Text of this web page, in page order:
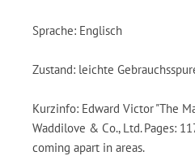
Sprache: Englisch
Zustand: leichte
Kurzinfo: Edward Victor "The
Waddilove & Co., Ltd. Pages:
coming apart in areas.